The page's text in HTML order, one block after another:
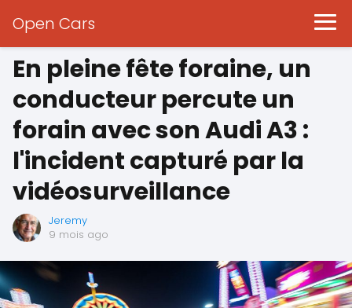
Open Cars
En pleine fête foraine, un
conducteur percute un
forain avec son Audi A3 :
l'incident capturé par la
vidéosurveillance
Jeremy
9 mois ago